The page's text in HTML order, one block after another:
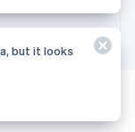
but it looks